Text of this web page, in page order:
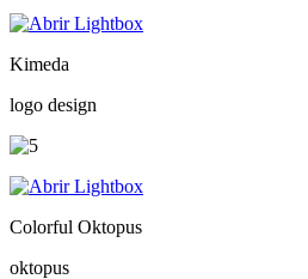
Kimeda
logo design
Colorful Oktopus
oktopus